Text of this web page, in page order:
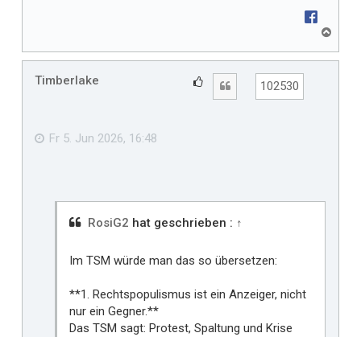
c
Timberlake
m
i
102530
Fr 5. Jun 2026, 16:48
RosiG2 hat geschrieben : ↑
Im TSM würde man das so übersetzen:
**1. Rechtspopulismus ist ein Anzeiger, nicht
nur ein Gegner.**
Das TSM sagt: Protest, Spaltung und Krise